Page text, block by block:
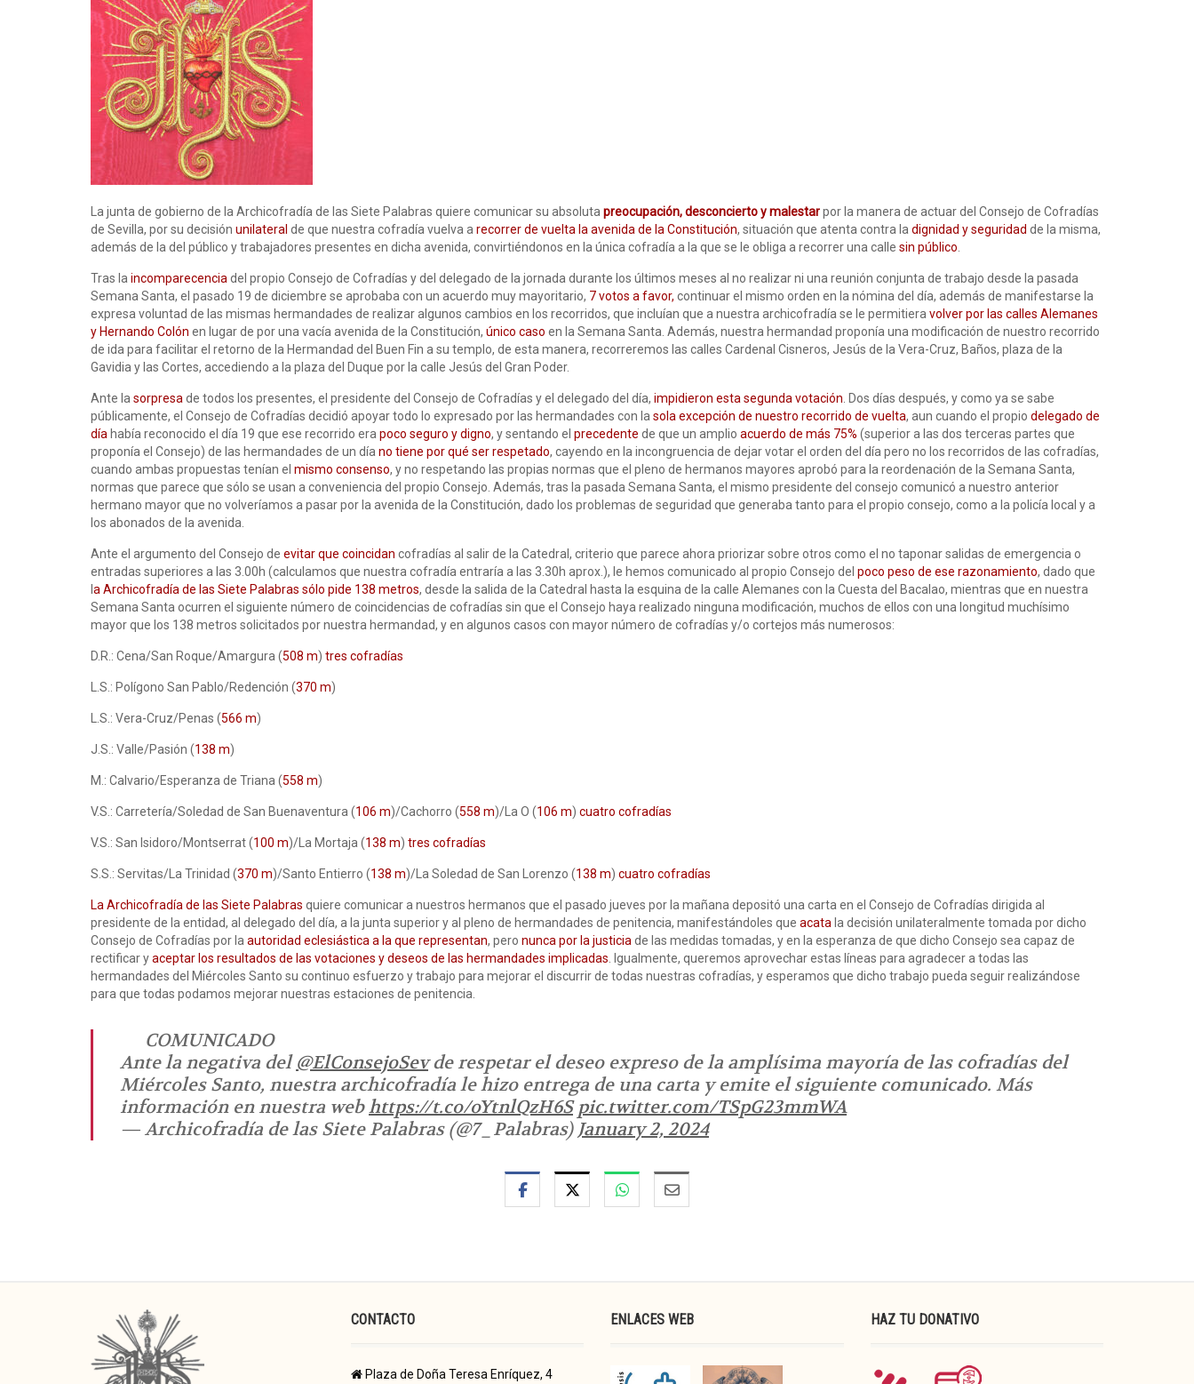
La junta de gobierno de la Archicofradía de las Siete Palabras quiere comunicar su absoluta preocupación, desconcierto y malestarpor la manera de actuar del Consejo de Cofradías
de Sevilla, por su decisión unilateral de que nuestra cofradía vuelva a recorrer de vuelta la avenida de la Constitución, situación que atenta contra la dignidad y seguridad de la misma,
además de la del público y trabajadores presentes en dicha avenida, convirtiéndonos en la única cofradía a la que se le obliga a recorrer una calle sin público
Tras la incomparecencia del propio Consejo de Cofradías y del delegado de la jornada durante los últimos meses al no realizar ni una reunión conjunta de trabajo desde la pasada
Semana Santa, el pasado 19 de diciembre se aprobaba con un acuerdo muy mayoritario, 7 votos a favor, continuar el mismo orden en la nómina del día, además de manifestarse la
expresa voluntad de las mismas hermandades de realizar algunos cambios en los recorridos, que incluían que a nuestra archicofradía se le permitiera volver por las calles Alemanes
y Hernando Colón en lugar de por una vacía avenida de la Constitución, único caso en la Semana Santa. Además, nuestra hermandad proponía una modificación de nuestro recorrido
de ida para facilitar el retorno de la Hermandad del Buen Fin a su templo, de esta manera, recorreremos las calles Cardenal Cisneros, Jesús de la Vera-Cruz, Baños, plaza de la
Gavidia y las Cortes, accediendo a la plaza del Duque por la calle Jesús del Gran Poder.
Ante la sorpresa de todos los presentes, el presidente del Consejo de Cofradías y el delegado del día, impidieron esta segunda votación . Dos días después, y como ya se sabe
públicamente, el Consejo de Cofradías decidió apoyar todo lo expresado por las hermandades con la sola excepción de nuestro recorrido de vuelta, aun cuando el propio delegado de
día había reconocido el día 19 que ese recorrido era poco seguro y digno, y sentando el precedente de que un amplio acuerdo de más 75% (superior a las dos terceras partes que
proponía el Consejo) de las hermandades de un día no tiene por qué ser respetado, cayendo en la incongruencia de dejar votar el orden del día pero no los recorridos de las cofradías,
cuando ambas propuestas tenían el mismo consenso, y no respetando las propias normas que el pleno de hermanos mayores aprobó para la reordenación de la Semana Santa,
normas que parece que sólo se usan a conveniencia del propio Consejo. Además, tras la pasada Semana Santa, el mismo presidente del consejo comunicó a nuestro anterior
hermano mayor que no volveríamos a pasar por la avenida de la Constitución, dado los problemas de seguridad que generaba tanto para el propio consejo, como a la policía local y a
los abonados de la avenida.
Ante el argumento del Consejo de evitar que coincidan cofradías al salir de la Catedral, criterio que parece ahora priorizar sobre otros como el no taponar salidas de emergencia o
entradas superiores a las 3.00h (calculamos que nuestra cofradía entraría a las 3.30h aprox.), le hemos comunicado al propio Consejo del poco peso de ese razonamiento, dado que
a Archicofradía de las Siete Palabras sólo pide 138 metros, desde la salida de la Catedral hasta la esquina de la calle Alemanes con la Cuesta del Bacalao, mientras que en nuestra
Semana Santa ocurren el siguiente número de coincidencias de cofradías sin que el Consejo haya realizado ninguna modificación, muchos de ellos con una longitud muchísimo
mayor que los 138 metros solicitados por nuestra hermandad, y en algunos casos con mayor número de cofradías y/o cortejos más numerosos:
D.R.: Cena/San Roque/Amargura (508 m) tres cofradías
L.S.: Polígono San Pablo/Redención (370 m)
L.S.: Vera-Cruz/Penas (566 m)
J.S.: Valle/Pasión (138 m)
M.: Calvario/Esperanza de Triana (558 m)
V.S.: Carretería/Soledad de San Buenaventura (106 m)/Cachorro (558 m)/La O (106 m) cuatro cofradías
V.S.: San Isidoro/Montserrat (100 m)/La Mortaja (138 m) tres cofradías
S.S.: Servitas/La Trinidad (370 m)/Santo Entierro (138 m)/La Soledad de San Lorenzo (138 m) cuatro cofradías
La Archicofradía de las Siete Palabras quiere comunicar a nuestros hermanos que el pasado jueves por la mañana depositó una carta en el Consejo de Cofradías dirigida al
presidente de la entidad, al delegado del día, a la junta superior y al pleno de hermandades de penitencia, manifestándoles que acata la decisión unilateralmente tomada por dicho
Consejo de Cofradías por la autoridad eclesiástica a la que representan, pero nunca por la justicia de las medidas tomadas, y en la esperanza de que dicho Consejo sea capaz de
rectificar yaceptar los resultados de las votaciones y deseos de las hermandades implicadas . Igualmente, queremos aprovechar estas líneas para agradecer a todas las
hermandades del Miércoles Santo su continuo esfuerzo y trabajo para mejorar el discurrir de todas nuestras cofradías, y esperamos que dicho trabajo pueda seguir realizándose
para que todas podamos mejorar nuestras estaciones de penitencia.
COMUNICADO
Ante la negativa del @ElConsejoSevde respetar el deseo expreso de la amplísima mayoría de las cofradías del
Miércoles Santo, nuestra archicofradía le hizo entrega de una carta y emite el siguiente comunicado. Más
información en nuestra webhttps://t.co/oYtnlQzH6S pic.twitter.com/TSpG23mmWA
— Archicofradía de las Siete Palabras (@7_Palabras) January 2, 2024
CONTACTO
Plaza de Doña Teresa Enríquez, 4
ENLACES WEB HAZ TU DONATIVO